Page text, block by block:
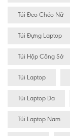
Túi Đeo Chéo Nữ
Túi Đựng Laptop
Túi Hộp Công Sở
Túi Laptop
Túi Laptop Da
Túi Laptop Nam